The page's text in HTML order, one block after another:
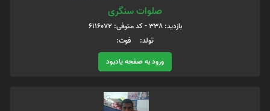
صلوات سنگری
بازدید: 338 - کد متوفی: 6116072
تولد: فوت:
ورود به صفحه یادبود